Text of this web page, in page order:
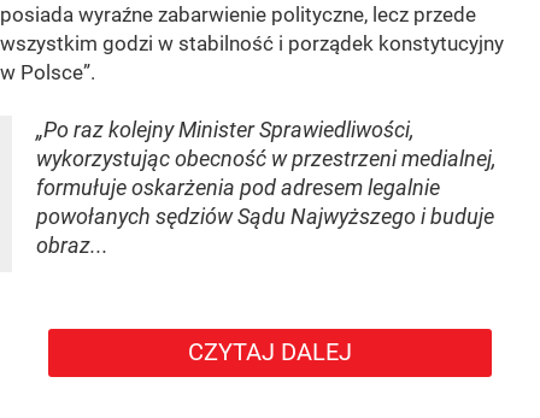
posiada wyraźne zabarwienie polityczne, lecz przede
wszystkim godzi w stabilność i porządek konstytucyjny
w Polsce”.
„Po raz kolejny Minister Sprawiedliwości,
wykorzystując obecność w przestrzeni medialnej,
formułuje oskarżenia pod adresem legalnie
powołanych sędziów Sądu Najwyższego i buduje
obraz...
CZYTAJ DALEJ